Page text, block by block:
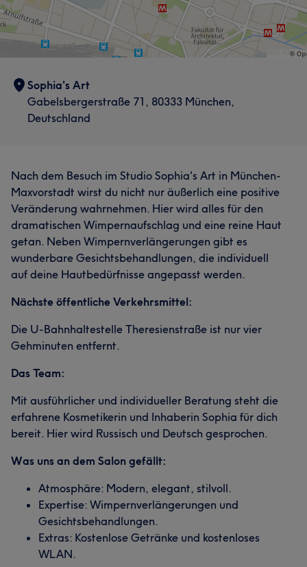
Sophia's Art
Gabelsbergerstraße 71, 80333 München,
Deutschland
Nach dem Besuch im Studio Sophia's Art in München-
Maxvorstadt wirst du nicht nur äußerlich eine positive
Veränderung wahrnehmen. Hier wird alles für den
dramatischen Wimpernaufschlag und eine reine Haut
getan. Neben Wimpernverlängerungen gibt es
wunderbare Gesichtsbehandlungen, die individuell
auf deine Hautbedürfnisse angepasst werden.
Nächste öffentliche Verkehrsmittel:
Die U-Bahnhaltestelle Theresienstraße ist nur vier
Gehminuten entfernt.
Das Team:
Mit ausführlicher und individueller Beratung steht die
erfahrene Kosmetikerin und Inhaberin Sophia für dich
bereit. Hier wird Russisch und Deutsch gesprochen.
Was uns an dem Salon gefällt:
Atmosphäre: Modern, elegant, stilvoll.
Expertise: Wimpernverlängerungen und
Gesichtsbehandlungen.
Extras: Kostenlose Getränke und kostenloses
WLAN.